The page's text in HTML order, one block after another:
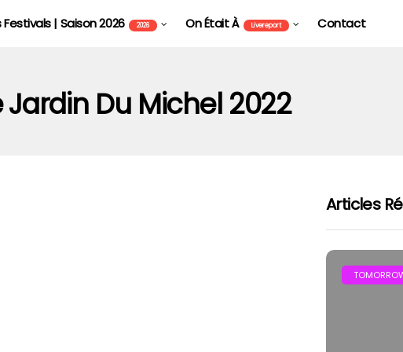
Festivals | Saison 2026 2026 On Était À Livereport Contact
Jardin Du Michel 2022
Articles